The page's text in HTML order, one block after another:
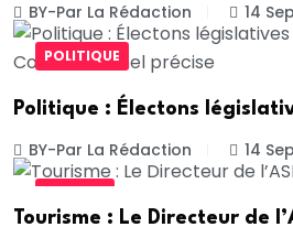
BY-Par La Rédaction 14
POLITIQUE
Politique : Électons
BY-Par La Rédaction 14
SOCIETE
Tourisme : Le Directeur de